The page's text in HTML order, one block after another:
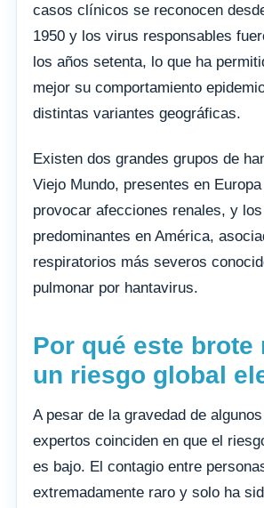
casos clínicos se reconocen
1950 y los virus responsables
los años setenta, lo que ha
mejor su comportamiento
distintas variantes geográficas.
Existen dos grandes grupos de
Viejo Mundo, presentes en
provocar afecciones renales, y
predominantes en América,
respiratorios más severos
pulmonar por hantavirus.
Por qué este brote
un riesgo global
A pesar de la gravedad de
expertos coinciden en que el
es bajo. El contagio entre
extremadamente raro y solo ha